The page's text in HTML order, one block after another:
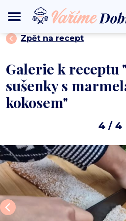
DOMŮ DEZERTY⟩ Rychlé sušenky
Zpět na recept
Galerie k receptu
sušenky s
kokosem"
4 / 4